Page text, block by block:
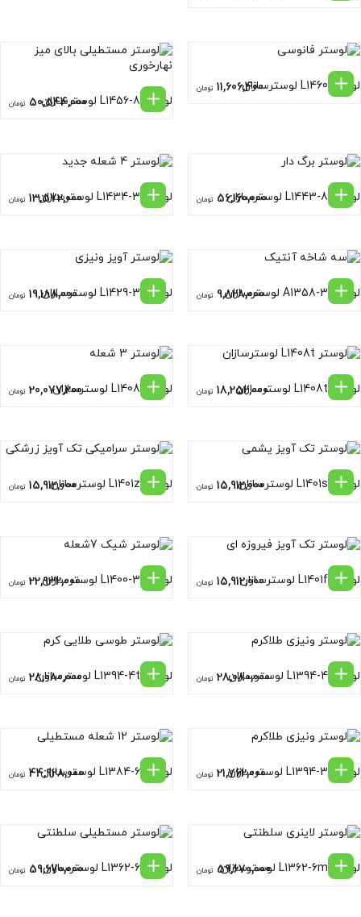
لوستر L1460 لوسترسازان 11,606,400 تومان
لوستر L1456-8 لوسترسازان 50,544,000 تومان
لوستر L1443-8 لوسترسازان 56,160,000 تومان لوستر L1434-3 لوسترسازان 13,572,000 تومان
لوستر A1358-3 لوسترسازان 9,828,000 تومان لوستر L1429-3 لوسترسازان 19,188,000 تومان
لوستر L1408t لوسترسازان 18,252,000 تومان لوستر L1408 لوسترسازان 20,077,200 تومان
لوستر L1401s لوسترسازان 15,912,000 تومان لوستر L1401z لوسترسازان 15,912,000 تومان
لوستر L1401f لوسترسازان 15,912,000 تومان لوستر L1400-3 لوسترسازان 22,932,000 تومان
لوستر L1394-4 لوسترسازان 28,080,000 تومان لوستر L1394-4t لوسترسازان 28,080,000 تومان
لوستر L1394-3 لوسترسازان 21,762,000 تومان لوستر L1384-6 لوسترسازان 44,928,000 تومان
لوستر L1362-6m لوسترسازان 59,670,000 تومان لوستر L1362-6 لوسترسازان 59,670,000 تومان